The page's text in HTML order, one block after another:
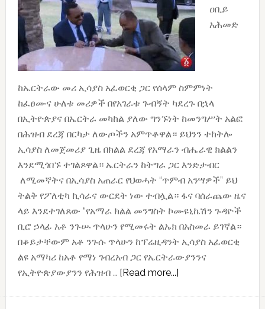
ዐቢይ
አሕመድ
ከኤርትራው መሪ ኢሳያስ አፈወርቂ ጋር የሰላም ስምምነት
ከፈፀሙና ሁለቱ መሪዎች በየአገራቱ ጉብኝት ካደረጉ በኋላ
በኢትዮጵያና በኤርትራ መካከል ያለው ግንኙነት ከመንግሥት አልፎ
በሕዝብ ደረጃ በርካታ ለውጦችን አምጥቶዋል። ይህንን ተከትሎ
ኢሳያስ ለመጀመሪያ ጊዜ በክልል ደረጃ የአማራን ብሔራዊ ክልልን
እንደሚጎበኙ ተገልጾዋል። ኤርትራን ከትግራ ጋር እንድታብር
ለሚመኛትና በኢሳያስ አጠራር የህወሓት “ጥምብ አንሣዎች” ይህ
ትልቅ የፖለቲካ ኪሳራና ውርደት ነው ተብሏል። ፋና ባሰራጨው ዜና
ላይ እንደተገለጸው “የአማራ ክልል መንግስት ኮሙዩኒኬሽን ጉዳዮች
ቢሮ ኃላፊ አቶ ንጉሡ ጥላሁን የሚመሩት ልኡክ በአስመራ ይገኛል።
በቆይታቸውም አቶ ንጉሱ ጥላሁን ከፕሬዚዳንት ኢሳያስ አፈወርቂ
ልዩ አማካሪ ከአቶ የማነ ገብረአብ ጋር የኤርትራውያንንና
የኢትዮጵያውያንን የሕዝብ … [Read more...]about